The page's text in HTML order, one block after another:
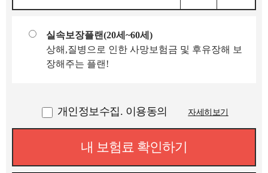
실속보장플랜(20세~60세)
상해,질병으로 인한 사망보험금 및 후유장해 보
장해주는 플랜!
개인정보수집. 이용동의 자세히보기
내 보험료 확인하기